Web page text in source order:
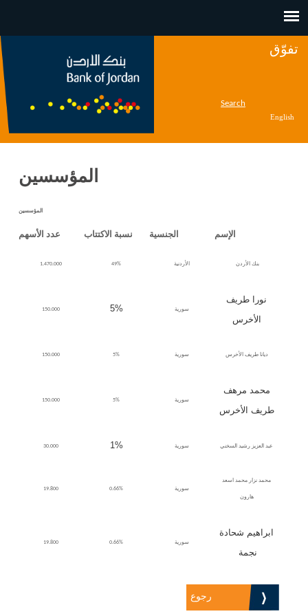
تفوّق
Search
English
المؤسسين
المؤسسين
الإسم الجنسية نسبة الاكتتاب عدد الأسهم
بنك الأردن الأردنية 49%
1.470.000
نورا طريف
الأخرس
سورية 5%
150.000
ديانا طريف الأخرس سورية 5%
150.000
محمد مرهف
طريف الأخرس
سورية 5%
150.000
عبد العزيز رشيد السخني سورية 1%
30.000
محمد نزار محمد اسعد
هارون
سورية 0.66%
19.800
ابراهيم شحادة
نجمة
سورية 0.66%
19.800
رجوع